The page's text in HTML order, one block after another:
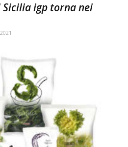
Sicilia igp torna nei